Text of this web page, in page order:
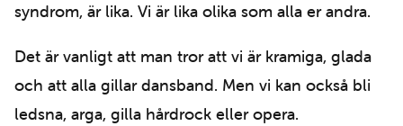
syndrom, är lika. Vi är lika olika som alla er andra.
Det är vanligt att man tror att vi är kramiga, glada
och att alla gillar dansband. Men vi kan också bli
ledsna, arga, gilla hårdrock eller opera.